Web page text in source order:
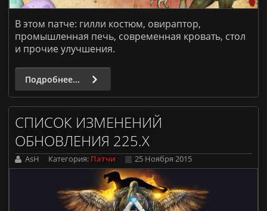
В этом патче: гилли костюм, овираптор,
промышленная печь, современная кровать, стол
и прочие улучшения.
Подробнее...
СПИСОК ИЗМЕНЕНИЙ
ОБНОВЛЕНИЯ 225.X
AsH Категория: Патчи 25 Ноября 2015